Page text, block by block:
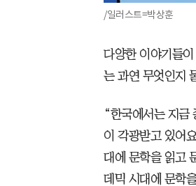
/일러스트=박상훈
다양한 이야기들
는 과연 무엇인지
“한국에서는 지금
이 각광받고 있어
대에 문학을 읽고
데믹 시대에 문학